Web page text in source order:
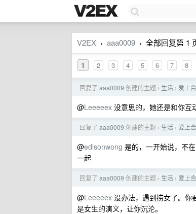
V2EX › aaa0009 › 全部回复第 1
1 2 3 4 5 6 7 8
回复了 aaa0009 创建的主题 › 生活 › 爱上
@Leeeeex 没意思的，她还是和你互
回复了 aaa0009 创建的主题 › 生活 › 爱上
@edisonwong 是的，一开始说，不
一起
回复了 aaa0009 创建的主题 › 生活 › 爱上
@Leeeeex 没办法，遇到捞女了。你
是女生的演义，让你沉沦。